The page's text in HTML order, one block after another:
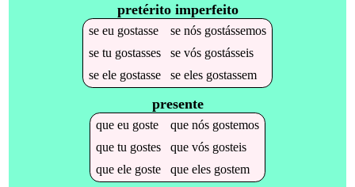
pretérito imperfeito
se eu gostasse se nós gostássemos
se tu gostasses se vós gostásseis
se ele gostasse se eles gostassem
presente
que eu goste que nós gostemos
que tu gostes que vós gosteis
que ele goste que eles gostem